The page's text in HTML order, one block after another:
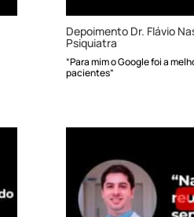
Depoimento Dr. Flávio
Psiquiatra
“Para mim o Google foi a
pacientes”